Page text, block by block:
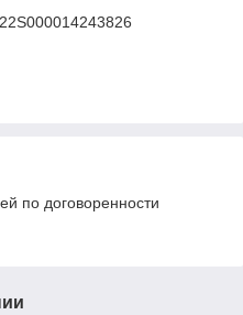
по договоренности